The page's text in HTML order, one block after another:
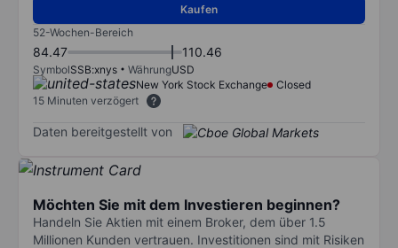
Kaufen
52-Wochen-Bereich
84.47 110.46
SymbolSSB:xnys WährungUSD
New York Stock Exchange
Closed
15 Minuten verzögert
Daten bereitgestellt von
Möchten Sie mit dem Investieren beginnen?
Handeln Sie Aktien mit einem Broker, dem über 1.5
Millionen Kunden vertrauen. Investitionen sind mit Risiken